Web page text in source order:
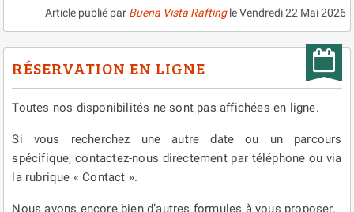
Article publié par Buena Vista RaftingleVendredi 22 Mai 2026
RÉSERVATION EN LIGNE
Toutes nos disponibilités ne sont pas affichées en ligne.
Si vous recherchez une autre date ou un parcours
spécifique, contactez-nous directement par téléphone ou via
la rubrique « Contact ».
Nous avons encore bien d’autres formules à vous proposer.